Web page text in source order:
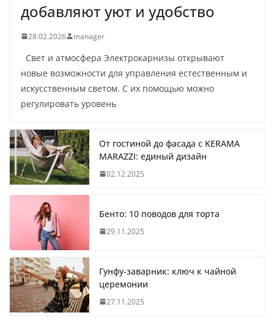
добавляют уют и удобство
28.02.2026 manager
Свет и атмосфера Электрокарнизы открывают
новые возможности для управления естественным и
искусственным светом. С их помощью можно
регулировать уровень
От гостиной до фасада с KERAMA
MARAZZI: единый дизайн
02.12.2025
Бенто: 10 поводов для торта
29.11.2025
Гунфу-заварник: ключ к чайной
церемонии
27.11.2025